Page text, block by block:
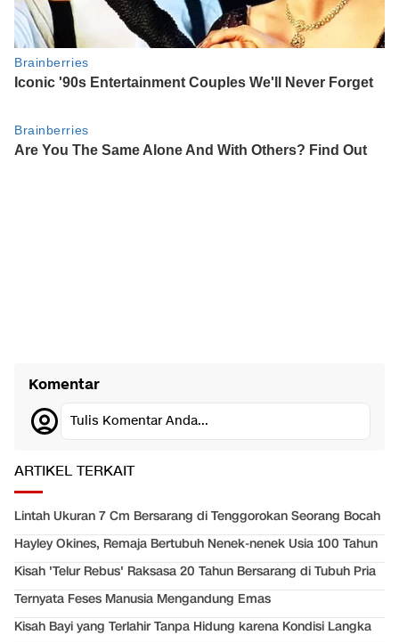
Komentar
Tulis Komentar Anda...
ARTIKEL TERKAIT
Lintah Ukuran 7 Cm Bersarang di Tenggorokan Seorang Bocah
Hayley Okines, Remaja Bertubuh Nenek-nenek Usia 100 Tahun
Kisah 'Telur Rebus' Raksasa 20 Tahun Bersarang di Tubuh Pria
Ternyata Feses Manusia Mengandung Emas
Kisah Bayi yang Terlahir Tanpa Hidung karena Kondisi Langka